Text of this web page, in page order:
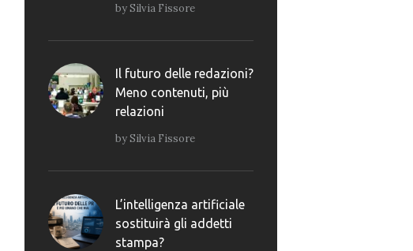
bySilvia Fissore
Il futuro delle redazioni?
Meno contenuti, più
relazioni
bySilvia Fissore
L’intelligenza artificiale
sostituirà gli addetti
stampa?